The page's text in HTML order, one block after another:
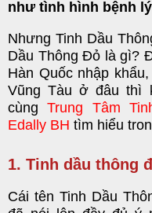
như tình hình bệnh
Nhưng Tinh Dầu
Dầu Thông Đỏ là gì?
Hàn Quốc nhập
Vũng Tàu ở đâu thì
cùngTrung Tâm
Edally BH tìm hiểu
1. Tinh dầu thông
Cái tên Tinh Dầu